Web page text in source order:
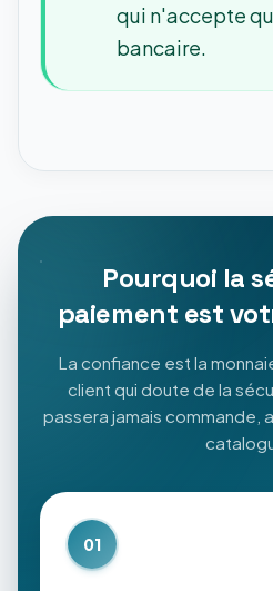
qui n'accepte
bancaire.
Pourquoi la
paiement est
La confiance est la
client qui doute de la
passera jamais commande,
01